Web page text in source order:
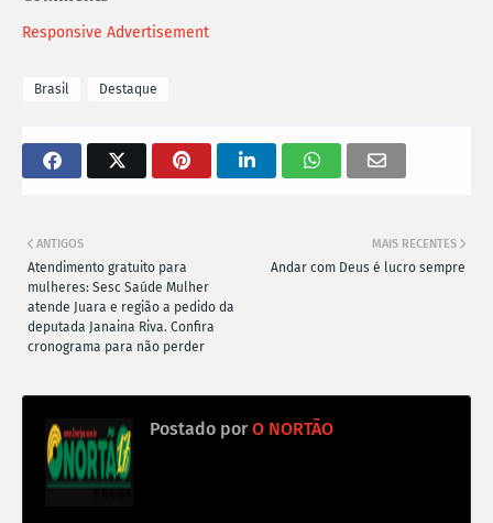
Responsive Advertisement
Brasil Destaque
MAIS RECENTES
Andar com Deus é lucro sempre
ANTIGOS
Atendimento gratuito para
mulheres: Sesc Saúde Mulher
atende Juara e região a pedido da
deputada Janaina Riva. Confira
cronograma para não perder
Postado por O NORTÃO